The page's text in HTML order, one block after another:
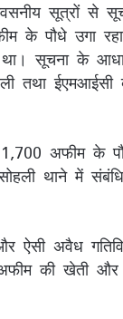
सूत्रों से
पौधे उगा रहा
सूचना के
ईएमआईसी
अफीम के
थाने में
अवैध
की खेती